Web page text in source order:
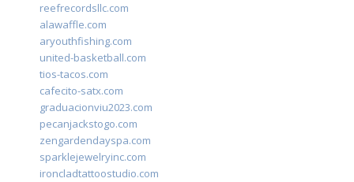
reefrecordsllc.com
alawaffle.com
aryouthfishing.com
united-basketball.com
tios-tacos.com
cafecito-satx.com
graduacionviu2023.com
pecanjackstogo.com
zengardendayspa.com
sparklejewelryinc.com
ironcladtattoostudio.com